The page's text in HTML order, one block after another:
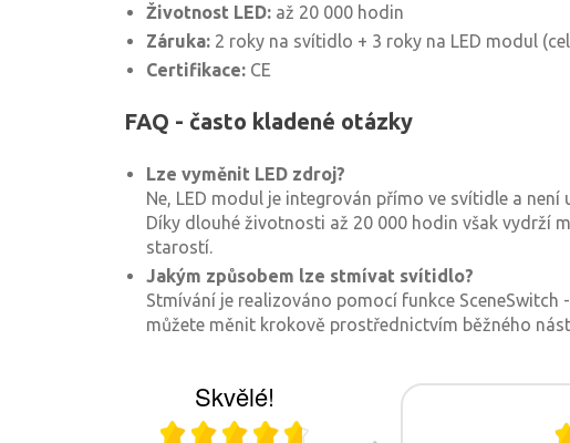
Životnost LED: až 20 000 hodin
Záruka: 2 roky na svítidlo + 3 roky na LED modul
Certifikace: CE
FAQ - často kladené otázky
Lze vyměnit LED zdroj?
Ne, LED modul je integrován přímo ve svítidle a není
Díky dlouhé životnosti až 20 000 hodin však vydrží
starostí.
Jakým způsobem lze stmívat svítidlo?
Stmívání je realizováno pomocí funkce SceneSwitch
můžete měnit krokově prostřednictvím běžného